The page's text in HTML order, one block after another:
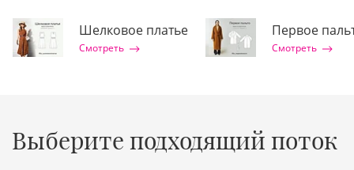
Шелковое платье
Смотреть
Первое
Смотреть
Выберите подходящий поток